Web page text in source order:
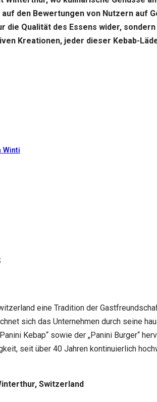
den Bewertungen von Nutzern auf
die Qualität des Essens wider,
Kreationen, jeder dieser Kebab-
Winti
eine Tradition der
sich das Unternehmen durch seine
Kebap“ sowie der „Panini Burger“
seit über 40 Jahren kontinuierlich
Switzerland